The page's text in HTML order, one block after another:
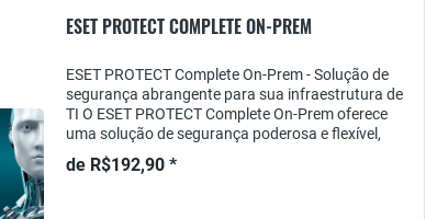
ESET PROTECT COMPLETE ON-PREM
ESET PROTECT Complete On-Prem - Solução de
segurança abrangente para sua infraestrutura de
TI O ESET PROTECT Complete On-Prem oferece
uma solução de segurança poderosa e flexível,
projetada especificamente para organizações que
desejam...
de R$192,90 *